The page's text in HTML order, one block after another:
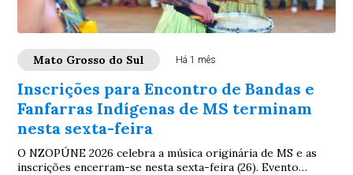
Mato Grosso do Sul Há 1 mês
Inscrições para Encontro de Bandas e
Fanfarras Indígenas de MS terminam
nesta sexta-feira
O NZOPÚNE 2026 celebra a música originária de MS e as
inscrições encerram-se nesta sexta-feira (26). Evento